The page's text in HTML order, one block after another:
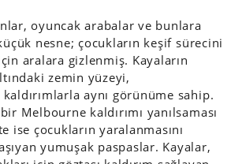
oyuncak arabalar ve bunlara
nesne; çocukların keşif sürecini
aralara gizlenmiş. Kayaların
zemin yüzeyi,
aynı görünüme sahip.
Melbourne kaldırımı yanılsaması
ise çocukların yaralanmasını
yumuşak paspaslar. Kayalar,